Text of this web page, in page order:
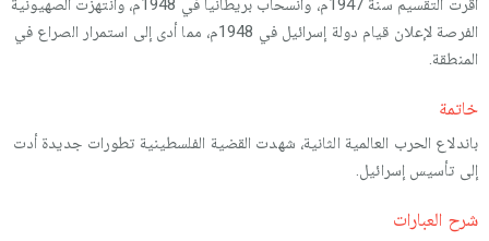
أقرت التقسيم سنة 1947م، وانسحاب بريطانيا في 1948م، وانتهزت الصهيونية
الفرصة لإعلان قيام دولة إسرائيل في 1948م، مما أدى إلى استمرار الصراع في
المنطقة.
خاتمة
باندلاع الحرب العالمية الثانية، شهدت القضية الفلسطينية تطورات جديدة أدت
إلى تأسيس إسرائيل.
شرح العبارات